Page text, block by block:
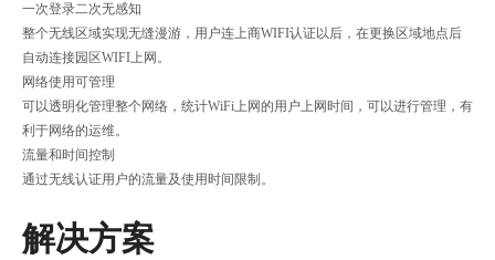
一次登录二次无感知
整个无线区域实现无缝漫游，用户连上商WIFI认证以后，在更换区域地点后
自动连接园区WIFI上网。
网络使用可管理
可以透明化管理整个网络，统计WiFi上网的用户上网时间，可以进行管理，有
利于网络的运维。
流量和时间控制
通过无线认证用户的流量及使用时间限制。
解决方案